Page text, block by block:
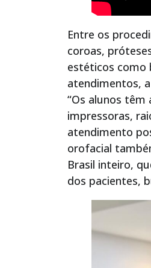
Entre os
coroas,
estéticos como
atendimentos,
“Os alunos têm
impressoras,
atendimento
orofacial
Brasil inteiro,
dos pacientes,